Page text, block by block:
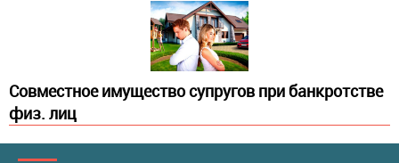
Совместное имущество супругов при банкротстве
физ. лиц